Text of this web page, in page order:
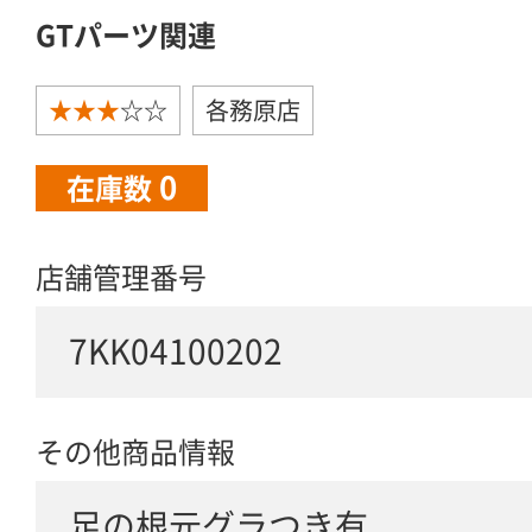
GTパーツ関連
★★★☆☆ 各務原店
在庫数 0
店舗管理番号
7KK04100202
その他商品情報